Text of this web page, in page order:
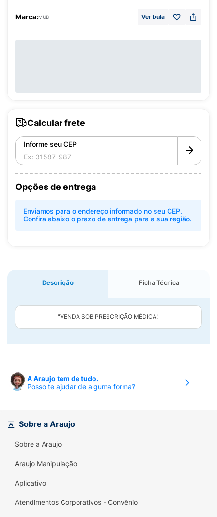
Marca:MUD Ver bula
Calcular frete
Informe seu CEP
Opções de entrega
Enviamos para o endereço informado no seu CEP.
Confira abaixo o prazo de entrega para a sua região.
Descrição Ficha Técnica
"VENDA SOB PRESCRIÇÃO MÉDICA."
A Araujo tem de tudo.
Posso te ajudar de alguma forma?
Sobre a Araujo
Sobre a Araujo
Araujo Manipulação
Aplicativo
Atendimentos Corporativos - Convênio